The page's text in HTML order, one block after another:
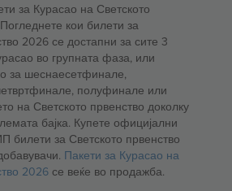
за Курасао на Светското
кои билети за
2026 се достапни за сите 3
во групната фаза, или
за шеснаесетфинале,
полуфинале или
на Светското првенство доколку
бајка. Купете официјални
билети за Светското првенство
Пакети за Курасао на
2026 се веќе во продажба.